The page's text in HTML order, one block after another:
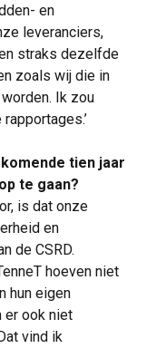
en
leveranciers,
straks dezelfde
zoals wij die in
Ik zou
tien jaar
te gaan?
is dat onze
en
de CSRD.
hoeven niet
hun eigen
er ook niet
vind ik